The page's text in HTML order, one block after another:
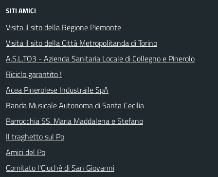
SITI AMICI
Visita il sito della Regione Piemonte
Visita il sito della Città Metropolitanda di Torino
A.S.L.TO3 - Azienda Sanitaria Locale di Collegno e Pinerolo
Riciclo garantito !
Acea Pinerolese Industraile SpA
Banda Musicale Autonoma di Santa Cecilia
Parrocchia SS. Maria Maddalena e Stefano
Il traghetto sul Po
Amici del Po
Comitato l'Ciuchè di San Giovanni